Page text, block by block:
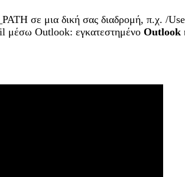
σε μια δική σας διαδρομή, π.χ. /
μέσω Outlook: εγκατεστημένο Outlook